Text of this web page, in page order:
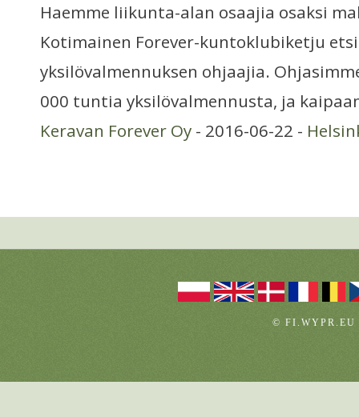
Haemme liikunta-alan osaajia osaksi
Kotimainen Forever-kuntoklubiketju
yksilövalmennuksen ohjaajia.
000 tuntia yksilövalmennusta, ja
Keravan Forever Oy - 2016-06-22 -
©